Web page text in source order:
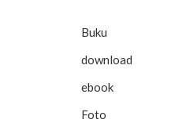
Buku
download
ebook
Foto